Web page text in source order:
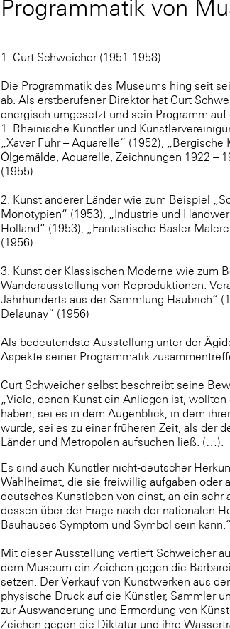
Programmatik von
1. Curt Schweicher (1951-1958)
Die Programmatik des Museums hing seit
ab. Als erstberufener Direktor hat Curt
energisch umgesetzt und sein Programm
1. Rheinische Künstler und
„Xaver Fuhr – Aquarelle“ (1952),
Ölgemälde, Aquarelle, Zeichnungen 1922 –
(1955)
2. Kunst anderer Länder wie zum Beispiel
Monotypien“ (1953), „Industrie und
Holland“ (1953), „Fantastische Basler
(1956)
3. Kunst der Klassischen Moderne wie zum
Wanderausstellung von Reproduktionen.
Jahrhunderts aus der Sammlung Haubrich“
Delaunay“ (1956)
Als bedeutendste Ausstellung unter der
Aspekte seiner Programmatik
Curt Schweicher selbst beschreibt seine
„Viele, denen Kunst ein Anliegen ist,
haben, sei es in dem Augenblick, in dem
wurde, sei es zu einer früheren Zeit, als der
Länder und Metropolen aufsuchen ließ. (…).
Es sind auch Künstler nicht-deutscher
Wahlheimat, die sie freiwillig aufgaben oder
deutsches Kunstleben von einst, an ein
dessen über der Frage nach der nationalen
Bauhauses Symptom und Symbol sein kann.“
Mit dieser Ausstellung vertieft Schweicher
dem Museum ein Zeichen gegen die
setzen. Der Verkauf von Kunstwerken aus
physische Druck auf die Künstler, Sammler
zur Auswanderung und Ermordung von
Zeichen gegen die Diktatur und ihre